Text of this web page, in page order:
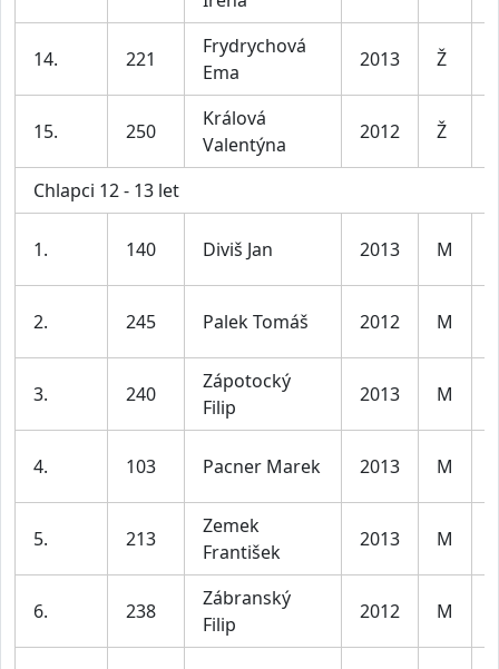
14. 221
Frydrychová
Ema
2013 Ž
15. 250
Králová
Valentýna
2012 Ž
Chlapci 12 - 13 let
1. 140 Diviš Jan 2013 M
2. 245 Palek Tomáš 2012 M
3. 240
Zápotocký
Filip
2013 M
4. 103 Pacner Marek 2013 M
5. 213
Zemek
František
2013 M
6. 238
Zábranský
Filip
2012 M